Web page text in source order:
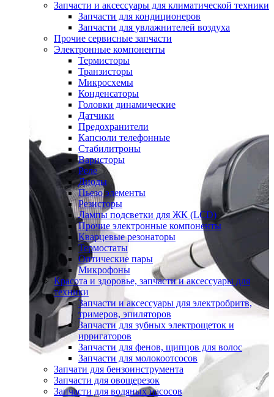
Запчасти и аксессуары для климатической техники
Запчасти для кондиционеров
Запчасти для увлажнителей воздуха
Прочие сервисные запчасти
Электронные компоненты
Термисторы
Транзисторы
Микросхемы
Конденсаторы
Головки динамические
Датчики
Предохранители
Капсюли телефонные
Стабилитроны
Варисторы
Реле
Диоды
Пьезо элементы
Резисторы
Лампы подсветки для ЖК (LCD)
Прочие электронные компоненты
Кварцевые резонаторы
Термостаты
Оптические пары
Микрофоны
Красота и здоровье, запчасти и аксессуары для
техники
Запчасти и аксессуары для электробритв,
тримеров, эпиляторов
Запчасти для зубных электрощеток и
ирригаторов
Запчасти для фенов, щипцов для волос
Запчасти для молокоотсосов
Запчати для бензоинструмента
Запчасти для овощерезок
Запчасти для водяных насосов